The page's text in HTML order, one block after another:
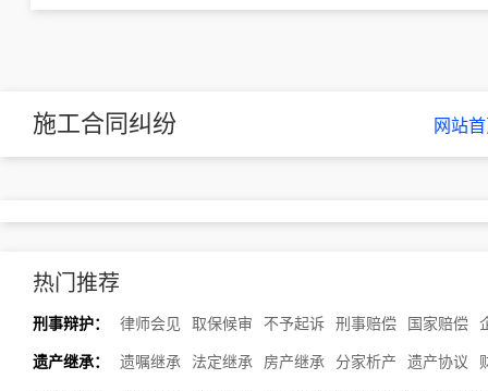
施工合同纠纷 网站
热门推荐
刑事辩护： 律师会见 取保候审 不予起诉 刑事赔偿 国家赔偿
遗产继承： 遗嘱继承 法定继承 房产继承 分家析产 遗产协议